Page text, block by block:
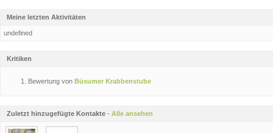
Meine letzten Aktivitäten
undefined
Kritiken
Bewertung von Büsumer Krabbenstube
Zuletzt hinzugefügte Kontakte - Alle ansehen